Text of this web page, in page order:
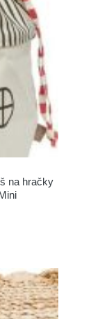
na hračky